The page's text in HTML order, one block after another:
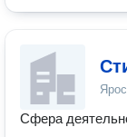
Сфера